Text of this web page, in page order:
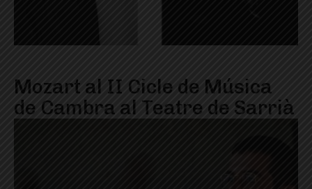
Mozart al II Cicle de Música
de Cambra al Teatre de Sarrià